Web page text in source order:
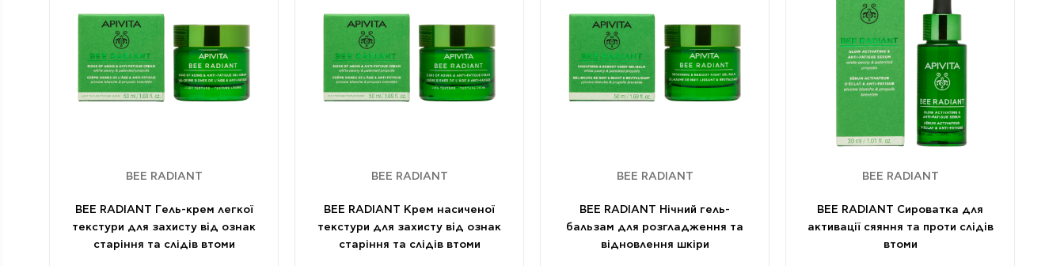
BEE RADIANT
BEE RADIANT Гель-крем легкої
текстури для захисту від ознак
старіння та слідів втоми
BEE RADIANT
BEE RADIANT Крем насиченої
текстури для захисту від ознак
старіння та слідів втоми
BEE RADIANT
BEE RADIANT Нічний гель-
бальзам для розгладження та
відновлення шкіри
BEE RADIANT
BEE RADIANT Сироватка для
активації сяяння та проти слідів
втоми